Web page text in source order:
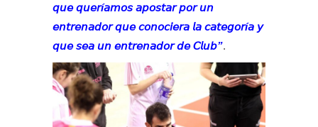
𝘲𝘶𝘦 𝘲𝘶𝘦𝘳í𝘢𝘮𝘰𝘴 𝘢𝘱𝘰𝘴𝘵𝘢𝘳 𝘱𝘰𝘳 𝘶𝘯
𝘦𝘯𝘵𝘳𝘦𝘯𝘢𝘥𝘰𝘳 𝘲𝘶𝘦 𝘤𝘰𝘯𝘰𝘤𝘪𝘦𝘳𝘢 𝘭𝘢 𝘤𝘢𝘵𝘦𝘨𝘰𝘳í𝘢 𝘺
𝘲𝘶𝘦 𝘴𝘦𝘢 𝘶𝘯 𝘦𝘯𝘵𝘳𝘦𝘯𝘢𝘥𝘰𝘳 𝘥𝘦 𝘊𝘭𝘶𝘣”.